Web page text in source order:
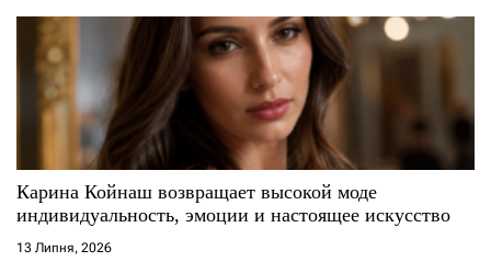
Карина Койнаш возвращает высокой моде
индивидуальность, эмоции и настоящее искусство
13 Липня, 2026